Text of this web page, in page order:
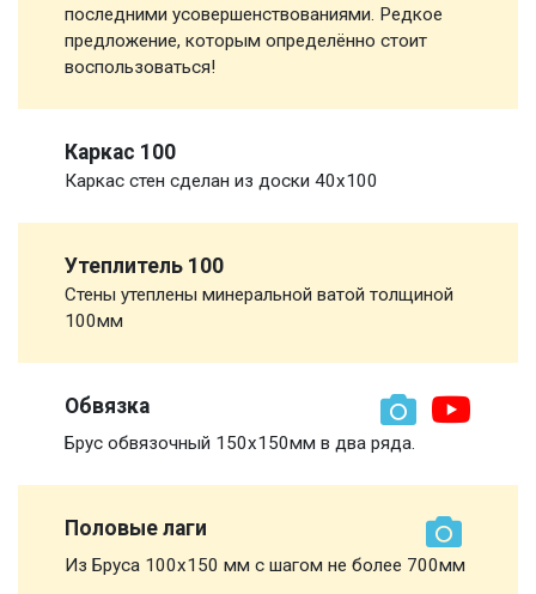
последними усовершенствованиями. Редкое
предложение, которым определённо стоит
воспользоваться!
Каркас 100
Каркас стен сделан из доски 40х100
Утеплитель 100
Стены утеплены минеральной ватой толщиной
100мм
Обвязка
Брус обвязочный 150х150мм в два ряда.
Половые лаги
Из Бруса 100х150 мм с шагом не более 700мм